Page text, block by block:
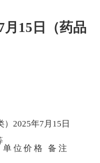
15日（药品
2025年7月15日
单 位 价 格 备 注